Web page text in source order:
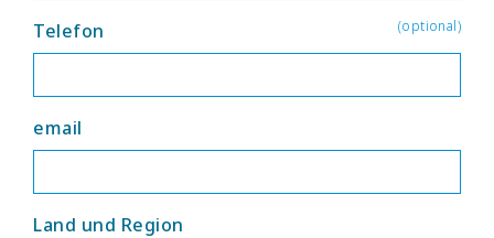
Telefon (optional)
email
Land und Region